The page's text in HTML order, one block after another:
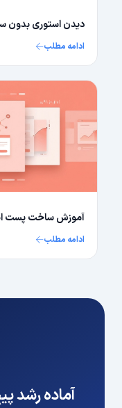
دیدن استوری بدون
ادامه مطلب
آموزش ساخت پست
ادامه مطلب
آماده رشد